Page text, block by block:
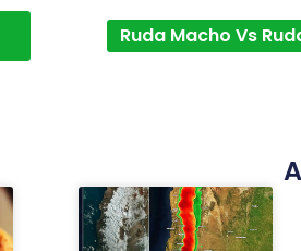
Ruda Macho Vs